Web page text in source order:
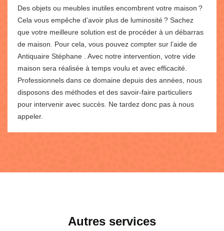
Des objets ou meubles inutiles encombrent votre maison ?
Cela vous empêche d’avoir plus de luminosité ? Sachez
que votre meilleure solution est de procéder à un débarras
de maison. Pour cela, vous pouvez compter sur l’aide de
Antiquaire Stéphane . Avec notre intervention, votre vide
maison sera réalisée à temps voulu et avec efficacité.
Professionnels dans ce domaine depuis des années, nous
disposons des méthodes et des savoir-faire particuliers
pour intervenir avec succès. Ne tardez donc pas à nous
appeler.
Autres services